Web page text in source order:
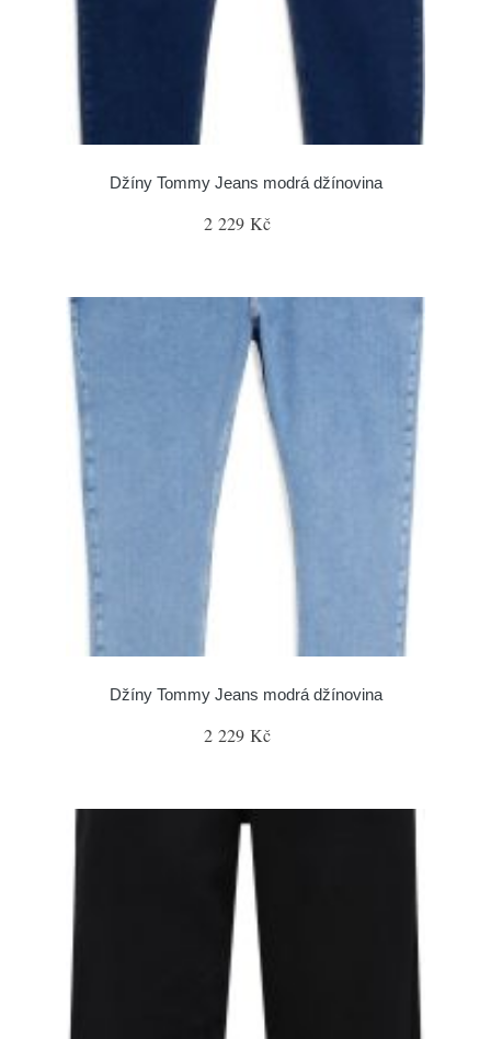
Džíny Tommy Jeans modrá džínovina
2 229 Kč
Džíny Tommy Jeans modrá džínovina
2 229 Kč